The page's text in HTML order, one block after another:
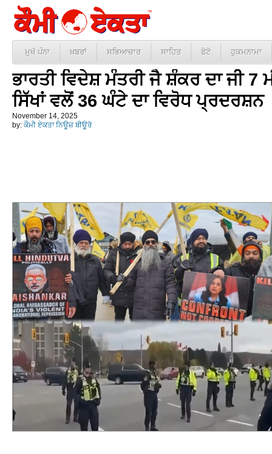
ਮੁਖੱ ਪੰਨਾ ਖ਼ਬਰਾਂ ਸਭਿਆਚਾਰ ਸਾਹਿਤ ਫੋਟੋ ਹੁਕਮਨਾਮਾ
ਭਾਰਤੀ ਵਿਦੇਸ਼ ਮੰਤਰੀ ਜੈ ਸ਼ੰਕਰ ਦਾ ਜੀ 7
ਸਿੱਖਾਂ ਵਲੋਂ 36 ਘੰਟੇ ਦਾ ਵਿਰੋਧ ਪ੍ਰਦਰਸ਼ਨ
November 14, 2025
by: ਕੌਮੀ ਏਕਤਾ ਨਿਊਜ਼ ਬੀਊਰੋ